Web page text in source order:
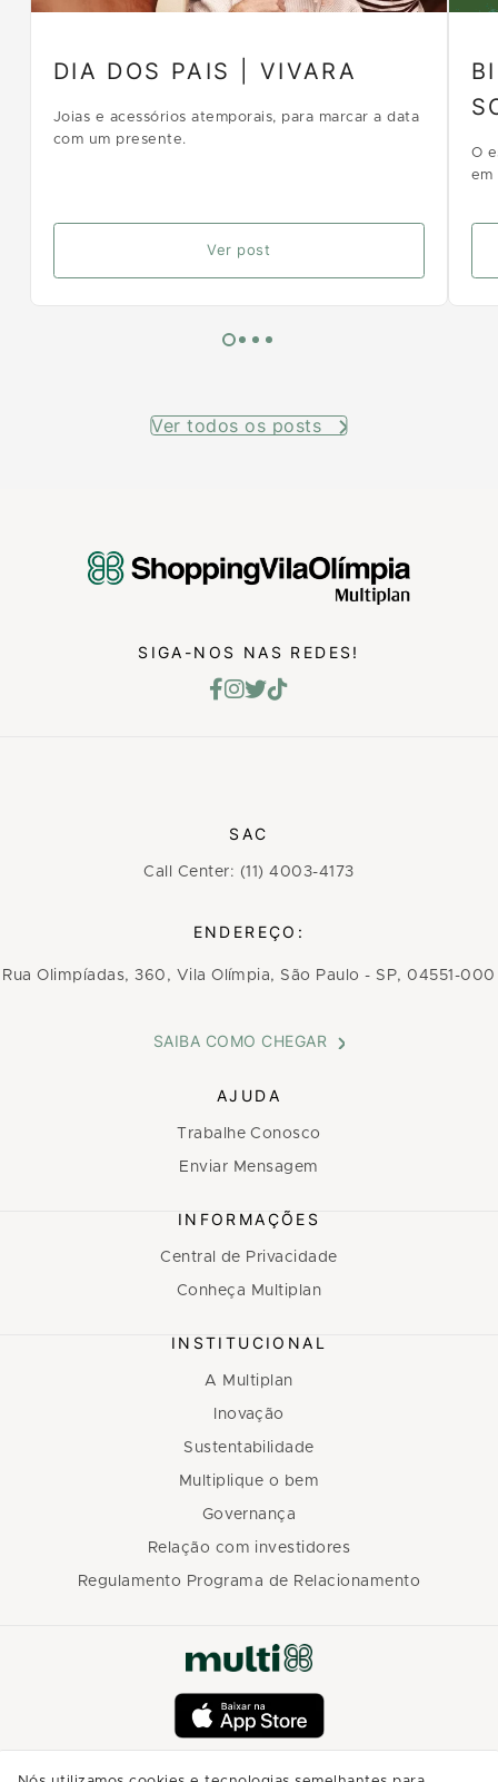
Ver todos os posts
DIA DOS PAIS | VIVARA
Joias e acessórios atemporais, para marcar a data
com um presente.
Ver post
O
em
SIGA-NOS NAS REDES!
SAC
Call Center: (11) 4003-4173
ENDEREÇO:
Rua Olimpíadas, 360, Vila Olímpia, São Paulo - SP, 04551-000
SAIBA COMO CHEGAR
AJUDA
Trabalhe Conosco
Enviar Mensagem
INFORMAÇÕES
Central de Privacidade
Conheça Multiplan
INSTITUCIONAL
A Multiplan
Inovação
Sustentabilidade
Multiplique o bem
Governança
Relação com investidores
Regulamento Programa de Relacionamento